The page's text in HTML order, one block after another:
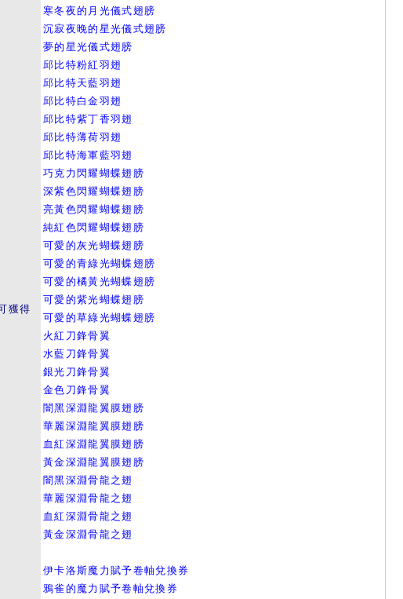
獲得
寒冬夜的月光儀式翅膀
沉寂夜晚的星光儀式翅膀
夢的星光儀式翅膀
邱比特粉紅羽翅
邱比特天藍羽翅
邱比特白金羽翅
邱比特紫丁香羽翅
邱比特薄荷羽翅
邱比特海軍藍羽翅
巧克力閃耀蝴蝶翅膀
深紫色閃耀蝴蝶翅膀
亮黃色閃耀蝴蝶翅膀
純紅色閃耀蝴蝶翅膀
可愛的灰光蝴蝶翅膀
可愛的青綠光蝴蝶翅膀
可愛的橘黃光蝴蝶翅膀
可愛的紫光蝴蝶翅膀
可愛的草綠光蝴蝶翅膀
火紅刀鋒骨翼
水藍刀鋒骨翼
銀光刀鋒骨翼
金色刀鋒骨翼
闇黑深淵龍翼膜翅膀
華麗深淵龍翼膜翅膀
血紅深淵龍翼膜翅膀
黃金深淵龍翼膜翅膀
闇黑深淵骨龍之翅
華麗深淵骨龍之翅
血紅深淵骨龍之翅
黃金深淵骨龍之翅
伊卡洛斯魔力賦予卷軸兌換券
鴉雀的魔力賦予卷軸兌換券